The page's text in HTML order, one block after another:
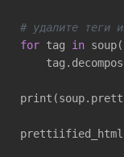
# удалите теги
for tag in